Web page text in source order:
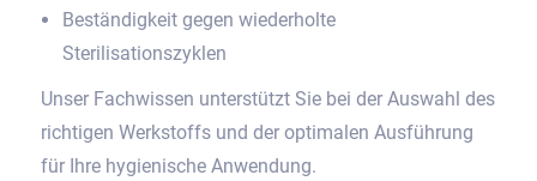
Beständigkeit gegen wiederholte
Sterilisationszyklen
Unser Fachwissen unterstützt Sie bei der Auswahl des
richtigen Werkstoffs und der optimalen Ausführung
für Ihre hygienische Anwendung.